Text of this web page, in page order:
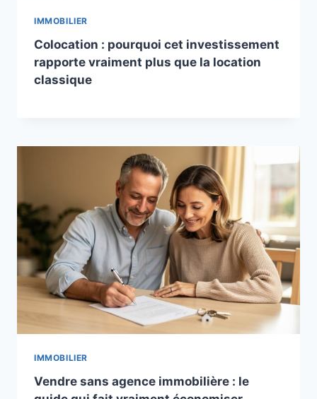
IMMOBILIER
Colocation : pourquoi cet investissement
rapporte vraiment plus que la location
classique
IMMOBILIER
Vendre sans agence immobilière : le